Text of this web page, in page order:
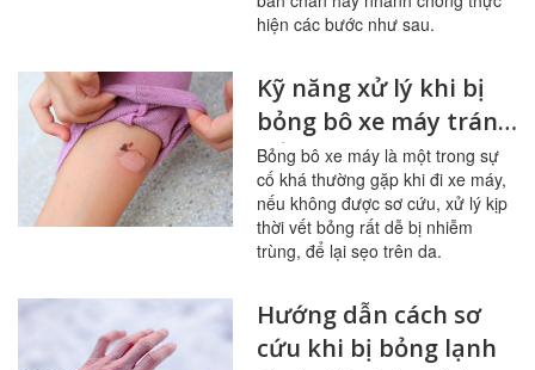
hiện các bước như sau.
Kỹ năng xử lý khi bị
bỏng bô xe máy tránh
để lại sẹo
Bỏng bô xe máy là một trong sự
cố khá thường gặp khi đi xe máy,
nếu không được sơ cứu, xử lý kịp
thời vết bỏng rất dễ bị nhiễm
trùng, để lại sẹo trên da.
Hướng dẫn cách sơ
cứu khi bị bỏng lạnh